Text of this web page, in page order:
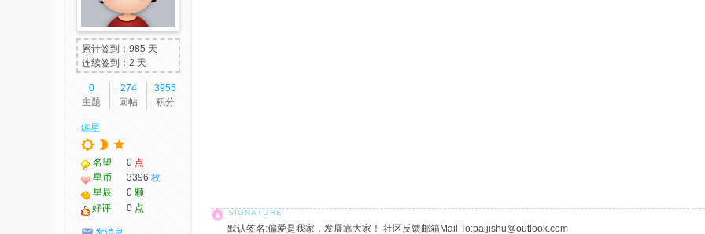
累计签到：985 天
连续签到：2 天
0
主题
274
回帖
3955
积分
练星
名望 0 点
星币
3396 枚
星辰
0 颗
好评
0 点
默认签名:偏爱是我家，发展靠大家！ 社区反馈邮箱Mail To:paijishu@outlook.com